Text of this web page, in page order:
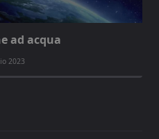
ad acqua
2023